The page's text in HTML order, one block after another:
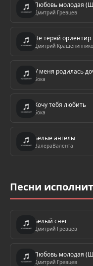
Любовь молодая
Дмитрий Гревцев
Не теряй ориентир
Дмитрий
У меня родилась
Бока
Хочу тебя любить
Бока
Белые ангелы
ВалераВалента
Песни
Белый снег
Дмитрий Гревцев
Любовь молодая
Дмитрий Гревцев